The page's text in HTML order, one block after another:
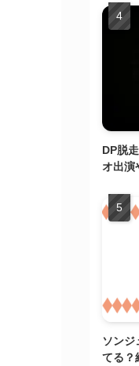
DP脱
オ出演
ソンジ
てる？